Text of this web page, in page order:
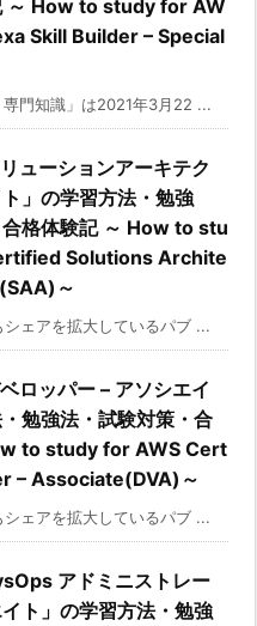
～ How to study for AW
Skill Builder – Special
門知識」は2021年3月22 ...
ューションアーキテク
ト」の学習方法・勉強
格体験記 ～ How to stu
Solutions Archite
～
ェアを拡大しているパブ ...
ロッパー – アソシエイ
勉強法・試験対策・合
to study for AWS Cert
– Associate(DVA)～
ェアを拡大しているパブ ...
アドミニストレー
ト」の学習方法・勉強